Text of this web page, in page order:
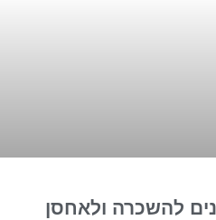
להשכרה ולאחסן